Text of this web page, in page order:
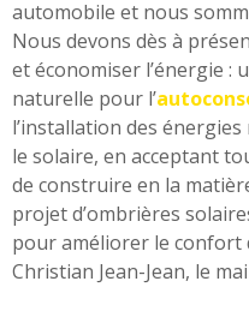
automobile et nous
Nous devons dès à
et économiser l’énergie :
naturelle pour l’
l’installation des
le solaire, en acceptant
de construire en la
projet d’ombrières
pour améliorer le confort
Christian Jean-Jean, le